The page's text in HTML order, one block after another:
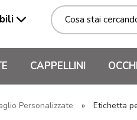
CAPPELLINI
Personalizzate » Etichetta